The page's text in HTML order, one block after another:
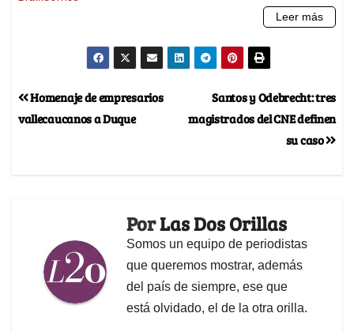
Santos y Odebrecht: tres
magistrados del CNE definen
su caso
Homenaje de empresarios
vallecaucanos a Duque
PorLas Dos Orillas
Somos un equipo de periodistas
que queremos mostrar, además
del país de siempre, ese que
está olvidado, el de la otra orilla.